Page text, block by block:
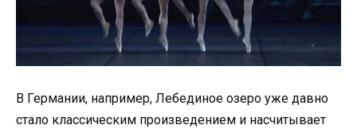
В Германии, например, Лебединое озеро уже давно
стало классическим произведением и насчитывает